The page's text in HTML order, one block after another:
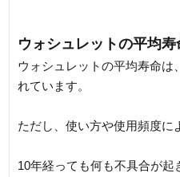
ウォシュレットの平均寿
ウォシュレットの平均寿命は
れています。
ただし、使い方や使用頻度に
10年経っても何も不具合が起